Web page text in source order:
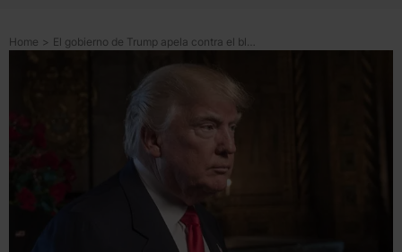
Home > El gobierno de Trump apela contra el bloqueo de nuevo decreto migratorio